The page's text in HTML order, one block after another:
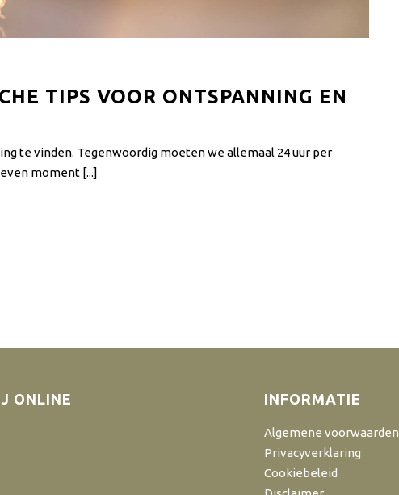
TIPS VOOR ONTSPANNING EN
te vinden. Tegenwoordig moeten we allemaal 24 uur per
moment [...]
ONLINE INFORMATIE
Algemene voorwaarden
Privacyverklaring
Cookiebeleid